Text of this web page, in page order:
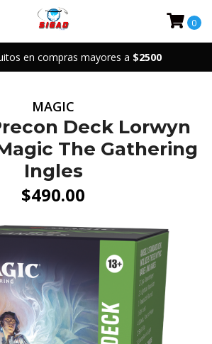
en compras mayores a $2500
0
MAGIC
Deck Lorwyn
The Gathering
Ingles
$490.00